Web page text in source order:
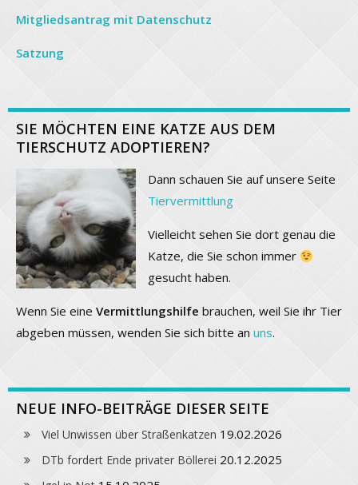
Mitgliedsantrag mit Datenschutz
Satzung
SIE MÖCHTEN EINE KATZE AUS DEM
TIERSCHUTZ ADOPTIEREN?
Dann schauen Sie auf unsere Seite
Tiervermittlung
Vielleicht sehen Sie dort genau die
Katze, die Sie schon immer
gesucht haben.
Wenn Sie eine Vermittlungshilfe brauchen, weil Sie ihr Tier
abgeben müssen, wenden Sie sich bitte an uns.
NEUE INFO-BEITRÄGE DIESER SEITE
Viel Unwissen über Straßenkatzen 19.02.2026
DTb fordert Ende privater Böllerei 20.12.2025